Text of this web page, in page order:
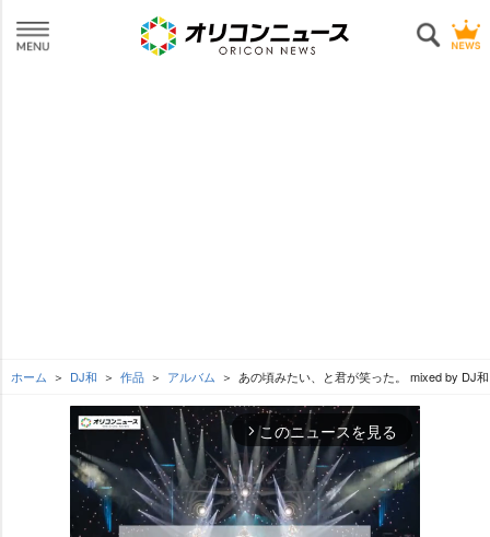
ホーム DJ和 作品 アルバム あの頃みたい、と君が笑った。 mixed by DJ和
arrow_forward_ios このニュースを見る